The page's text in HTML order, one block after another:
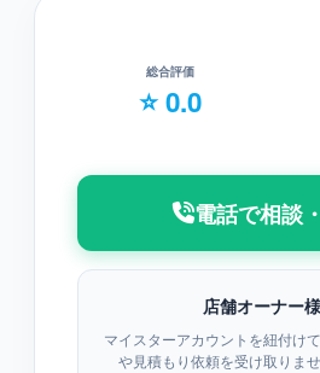
総合評価
⭐ 0.0
電話で相談
店舗オーナー
マイスターアカウントを紐付け
や見積もり依頼を受け取りま